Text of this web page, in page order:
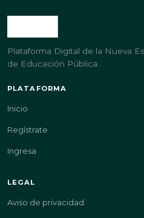
Plataforma Digital de la Nueva
de Educación Pública.
PLATAFORMA
Inicio
Regístrate
Ingresa
LEGAL
Aviso de privacidad